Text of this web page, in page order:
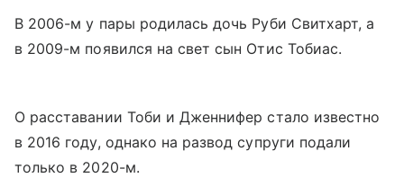
В 2006-м у пары родилась дочь Руби Свитхарт, а
в 2009-м появился на свет сын Отис Тобиас.
О расставании Тоби и Дженнифер стало известно
в 2016 году, однако на развод супруги подали
только в 2020-м.